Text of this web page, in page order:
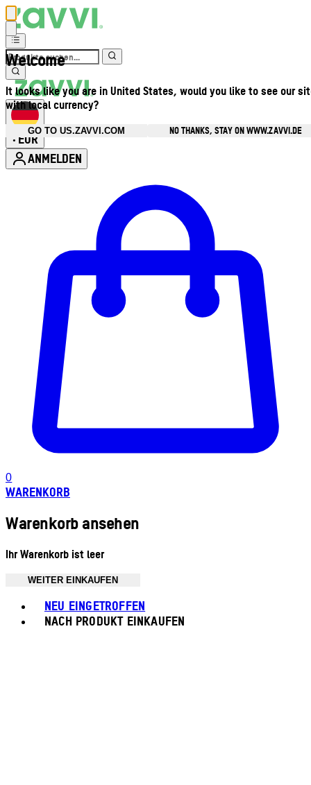
Welcome
It looks like you are in United States, would you like to see our
with local currency?
GO TO US.ZAVVI.COM
NO THANKS, STAY ON WWW.ZAVVI.DE
• EUR
ANMELDEN
0
WARENKORB
Warenkorb ansehen
Ihr Warenkorb ist leer
WEITER EINKAUFEN
NEU EINGETROFFEN
NACH PRODUKT EINKAUFEN